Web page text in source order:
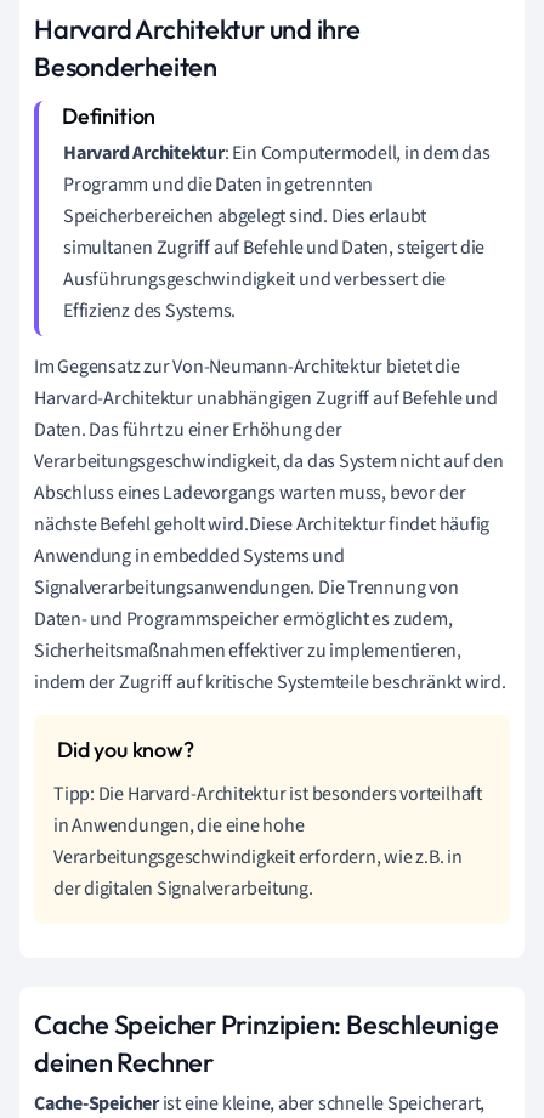
Harvard Architektur und ihre
Besonderheiten
Harvard Architektur: Ein Computermodell, in dem das
Programm und die Daten in getrennten
Speicherbereichen abgelegt sind. Dies erlaubt
simultanen Zugriff auf Befehle und Daten, steigert die
Ausführungsgeschwindigkeit und verbessert die
Effizienz des Systems.
Im Gegensatz zur Von-Neumann-Architektur bietet die
Harvard-Architektur unabhängigen Zugriff auf Befehle und
Daten. Das führt zu einer Erhöhung der
Verarbeitungsgeschwindigkeit, da das System nicht auf den
Abschluss eines Ladevorgangs warten muss, bevor der
nächste Befehl geholt wird.Diese Architektur findet häufig
Anwendung in embedded Systems und
Signalverarbeitungsanwendungen. Die Trennung von
Daten- und Programmspeicher ermöglicht es zudem,
Sicherheitsmaßnahmen effektiver zu implementieren,
indem der Zugriff auf kritische Systemteile beschränkt wird.
Tipp: Die Harvard-Architektur ist besonders vorteilhaft
in Anwendungen, die eine hohe
Verarbeitungsgeschwindigkeit erfordern, wie z.B. in
der digitalen Signalverarbeitung.
Cache Speicher Prinzipien: Beschleunige
deinen Rechner
Cache-Speicherist eine kleine, aber schnelle Speicherart,